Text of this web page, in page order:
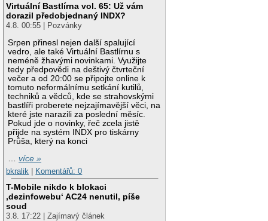
Virtuální Bastlírna vol. 65: Už vám
dorazil předobjednaný INDX?
4.8. 00:55 | Pozvánky
Srpen přinesl nejen další spalující
vedro, ale také Virtuální Bastlírnu s
neméně žhavými novinkami. Využijte
tedy předpovědi na deštivý čtvrteční
večer a od 20:00 se připojte online k
tomuto neformálnímu setkání kutilů,
techniků a vědců, kde se strahovskými
bastlíři proberete nejzajímavější věci, na
které jste narazili za poslední měsíc.
Pokud jde o novinky, řeč zcela jistě
přijde na systém INDX pro tiskárny
Průša, který na konci
…více »
bkralik
Komentářů: 0
T-Mobile nikdo k blokaci
‚dezinfowebu‘ AC24 nenutil, píše
soud
3.8. 17:22 | Zajímavý článek